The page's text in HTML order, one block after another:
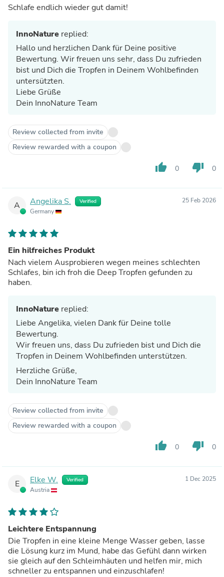
Schlafe endlich wieder gut damit!
InnoNature replied:
Hallo und herzlichen Dank für Deine positive
Bewertung. Wir freuen uns sehr, dass Du zufrieden
bist und Dich die Tropfen in Deinem Wohlbefinden
untersützten.
Liebe Grüße
Dein InnoNature Team
Review collected from invite
Review rewarded with a coupon
thumb_up 0 thumb_down 0
A Angelika S. Verified
Germany
25 Feb 2026
Ein hilfreiches Produkt
Nach vielem Ausprobieren wegen meines schlechten
Schlafes, bin ich froh die Deep Tropfen gefunden zu
haben.
InnoNature replied:
Liebe Angelika, vielen Dank für Deine tolle
Bewertung.
Wir freuen uns, dass Du zufrieden bist und Dich die
Tropfen in Deinem Wohlbefinden unterstützen.
Herzliche Grüße,
Dein InnoNature Team
Review collected from invite
Review rewarded with a coupon
thumb_up 0 thumb_down 0
E Elke W. Verified
Austria
1 Dec 2025
Leichtere Entspannung
Die Tropfen in eine kleine Menge Wasser geben, lasse
die Lösung kurz im Mund, habe das Gefühl dann wirken
sie gleich auf den Schleimhäuten und helfen mir, mich
schneller zu entspannen und einzuschlafen!